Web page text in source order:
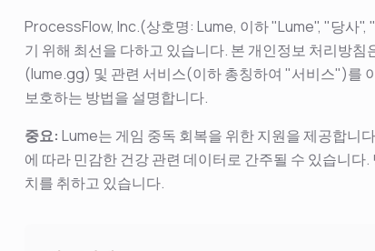
ProcessFlow, Inc.(상호명: Lume, 이하 "Lume", "당사
기 위해 최선을 다하고 있습니다. 본 개인정보 처리방
(lume.gg) 및 관련 서비스(이하 총칭하여 "서비스")를
보호하는 방법을 설명합니다.
중요: Lume는 게임 중독 회복을 위한 지원을 제공합니
에 따라 민감한 건강 관련 데이터로 간주될 수 있습니
치를 취하고 있습니다.